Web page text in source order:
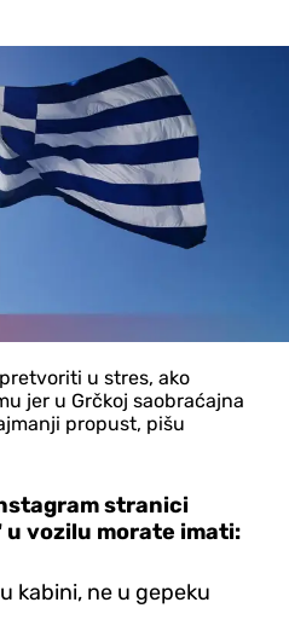
u stres, ako
jer u Grčkoj saobraćajna
propust, pišu
stranici
vozilu morate imati:
kabini, ne u gepeku